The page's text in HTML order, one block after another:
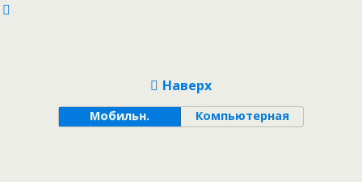
Наверх
Мобильн. Компьютерная